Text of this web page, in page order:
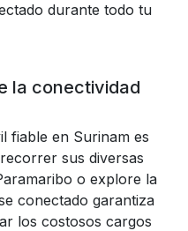
durante todo tu
la conectividad
fiable en Surinam es
sus diversas
o explore la
conectado garantiza
los costosos cargos